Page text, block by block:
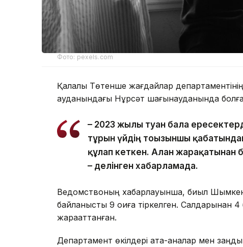
Фото: pexels.com
Қалалық Төтенше жағдайлар
ауданындағы Нұрсәт шағынауданында
– 2023 жылы туған бала
тұрғын үйдің тоғызыншы
құлап кеткен. Алған жарақатынан
– делінген хабарламада.
Ведомствоның хабарлауынша, биыл
байланысты 9 оқиға тіркелген. Салдарынан
жарақаттанған.
Департамент өкілдері ата-аналар мен заңды